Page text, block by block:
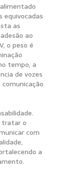
equivocadas
as
ao
o peso é
tempo, a
de vozes
tratar o
com
a